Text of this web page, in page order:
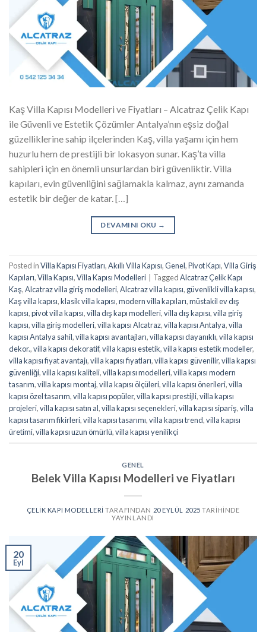
Kaş Villa Kapısı Modelleri ve Fiyatları – Alcatraz Çelik Kapı
ile Güvenli ve Estetik Çözümler Antalya’nın eşsiz doğal
güzelliklerine sahip ilçelerinden Kaş, villa yaşamı için hem
huzurlu hem de prestijli bir lokasyon sunar. Kaş’ta villa
sahipleri için en önemli unsurlardan biri güvenliktir. Villa
kapıları, evin güvenliğini sağlamakla kalmaz, aynı zamanda
estetik bir değer de katar. […]
DEVAMINI OKU →
Posted inVilla Kapısı Fiyatları,Akıllı Villa Kapısı,Genel,Pivot Kapı,Villa Giriş
Kapıları,Villa Kapısı,Villa Kapısı Modelleri TaggedAlcatraz Çelik Kapı
Kaş,Alcatraz villa giriş modelleri,Alcatraz villa kapısı, güvenlikli villa kapısı,
Kaş villa kapısı,klasik villa kapısı,modern villa kapıları,müstakil ev dış
kapısı,pivot villa kapısı,villa dış kapı modelleri,villa dış kapısı,villa giriş
kapısı,villa giriş modelleri,villa kapısı Alcatraz,villa kapısı Antalya,villa
kapısı Antalya sahil,villa kapısı avantajları,villa kapısı dayanıklı,villa kapısı
dekor.,villa kapısı dekoratif,villa kapısı estetik,villa kapısı estetik modeller,
villa kapısı fiyat avantajı,villa kapısı fiyatları,villa kapısı güvenilir,villa kapısı
güvenliği,villa kapısı kaliteli,villa kapısı modelleri,villa kapısı modern
tasarım,villa kapısı montaj,villa kapısı ölçüleri,villa kapısı önerileri,villa
kapısı özel tasarım,villa kapısı popüler,villa kapısı prestijli,villa kapısı
projeleri,villa kapısı satın al,villa kapısı seçenekleri,villa kapısı sipariş,villa
kapısı tasarım fikirleri,villa kapısı tasarımı,villa kapısı trend,villa kapısı
üretimi,villa kapısı uzun ömürlü,villa kapısı yenilikçi
GENEL
Belek Villa Kapısı Modelleri ve Fiyatları
ÇELIK KAPI MODELLERI TARAFINDAN 20 EYLÜL 2025 TARIHINDE
YAYINLANDI
20
Eyl